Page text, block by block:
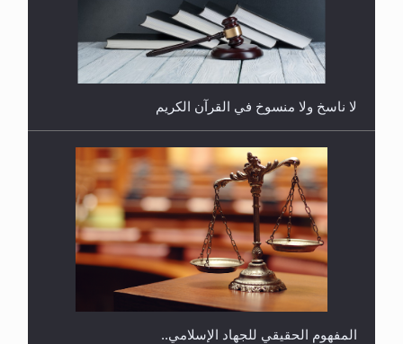
هل يُحسب حول الزكاة وفق السنة الميلادية أو الهجرية؟
هل يجوز فتح مشروع كوافير نسائي للمحجبات وغير
المحجبات؟
لا ناسخ ولا منسوخ في القرآن الكريم
المفهوم الحقيقي للجهاد الإسلامي..